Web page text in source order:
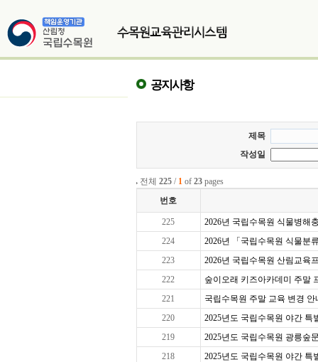
공지사항
제목
작성일
전체 225 / 1 of 23 pages
번호
225
2026년 국립수목원 식물병해
224
2026년 「국립수목원 식물분
223
2026년 국립수목원 산림교육
222
숲이오래 키즈아카데미 주말
221
국립수목원 주말 교육 변경 안
220
2025년도 국립수목원 야간 특
219
2025년도 국립수목원 광릉숲
218
2025년도 국립수목원 야간 특